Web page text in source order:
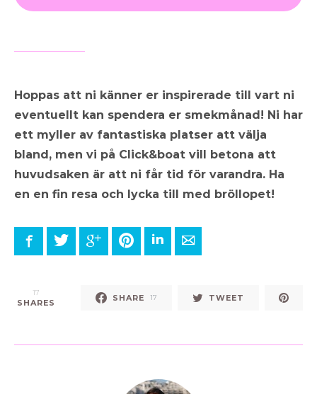
Hoppas att ni känner er inspirerade till vart ni
eventuellt kan spendera er smekmånad! Ni har
ett myller av fantastiska platser att välja
bland, men vi på Click&boat vill betona att
huvudsaken är att ni får tid för varandra. Ha
en en fin resa och lycka till med bröllopet!
FacebookTwitter Google+ PinterestLinkedInE-mail
17
SHARES SHARE 17 TWEET